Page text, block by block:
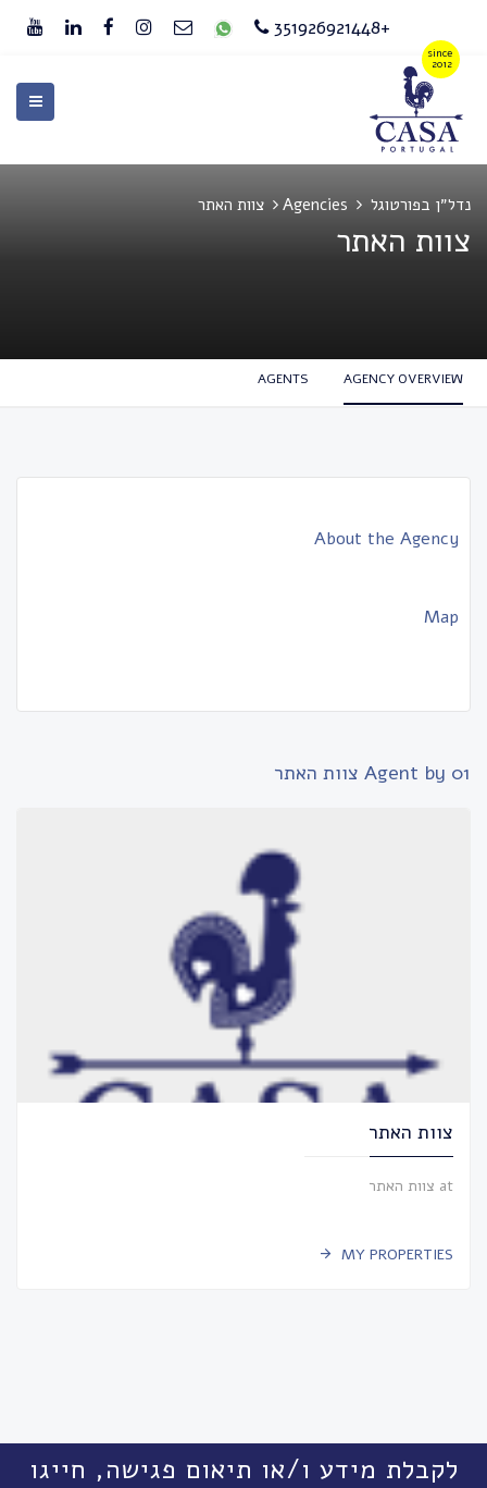
+351926921448
נדל״ן בפורטוגל Agencies צוות האתר
צוות האתר
AGENCY OVERVIEW
AGENTS
About the Agency
Map
01
צוות האתר
at צוות האתר
MY PROPERTIES
לקבלת מידע ו/או תיאום פגישה, חייגו